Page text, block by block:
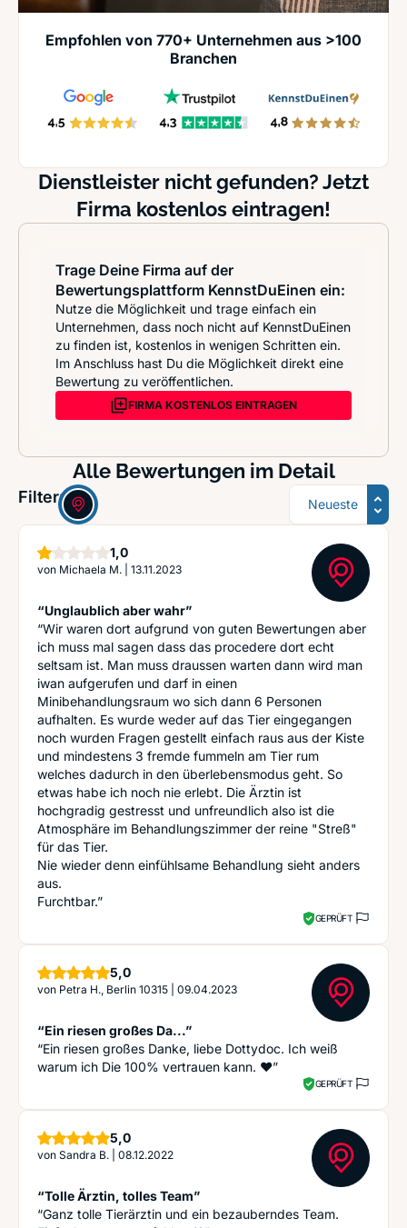
Empfohlen von 770+ Unternehmen aus >100
Branchen
Dienstleister nicht gefunden? Jetzt
Firma kostenlos eintragen!
Trage Deine Firma auf der
Bewertungsplattform KennstDuEinen ein:
Nutze die Möglichkeit und trage einfach ein
Unternehmen, dass noch nicht auf KennstDuEinen
zu finden ist, kostenlos in wenigen Schritten ein.
Im Anschluss hast Du die Möglichkeit direkt eine
Bewertung zu veröffentlichen.
FIRMA KOSTENLOS EINTRAGEN
Alle Bewertungen im Detail
Filter: Sortierung
1,0Stern
von Michaela M. 13.11.2023
“Unglaublich aber wahr”
“Wir waren dort aufgrund von guten Bewertungen aber
ich muss mal sagen dass das procedere dort echt
seltsam ist. Man muss draussen warten dann wird man
iwan aufgerufen und darf in einen
Minibehandlungsraum wo sich dann 6 Personen
aufhalten. Es wurde weder auf das Tier eingegangen
noch wurden Fragen gestellt einfach raus aus der Kiste
und mindestens 3 fremde fummeln am Tier rum
welches dadurch in den überlebensmodus geht. So
etwas habe ich noch nie erlebt. Die Ärztin ist
hochgradig gestresst und unfreundlich also ist die
Atmosphäre im Behandlungszimmer der reine "Streß"
für das Tier.
Nie wieder denn einfühlsame Behandlung sieht anders
aus.
Furchtbar.”
GEPRÜFT
5,0Sterne
von Petra H., Berlin 10315 09.04.2023
“Ein riesen großes Da...”
“Ein riesen großes Danke, liebe Dottydoc. Ich weiß
warum ich Die 100% vertrauen kann. ❤️”
GEPRÜFT
5,0Sterne
von Sandra B. 08.12.2022
“Tolle Ärztin, tolles Team”
“Ganz tolle Tierärztin und ein bezauberndes Team.